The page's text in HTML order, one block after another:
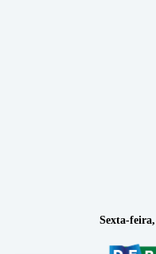
Sexta-feira,